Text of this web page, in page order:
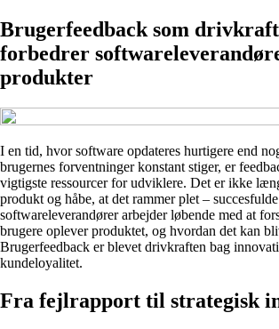
Brugerfeedback som
forbedrer
produkter
I en tid, hvor software opdateres hurtigere end
brugernes forventninger konstant stiger, er
vigtigste ressourcer for udviklere. Det er ikke
produkt og håbe, at det rammer plet – succesfulde
softwareleverandører arbejder løbende med at
brugere oplever produktet, og hvordan det kan
Brugerfeedback er blevet drivkraften bag
kundeloyalitet.
Fra fejlrapport til strategisk